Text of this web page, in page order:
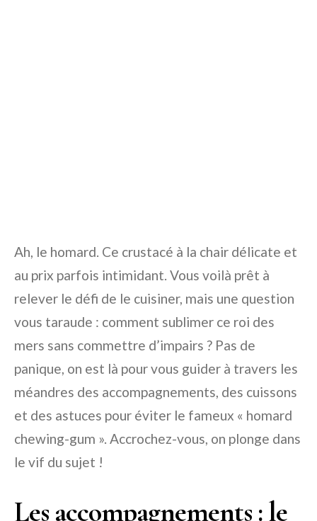
Ah, le homard. Ce crustacé à la chair délicate et
au prix parfois intimidant. Vous voilà prêt à
relever le défi de le cuisiner, mais une question
vous taraude : comment sublimer ce roi des
mers sans commettre d’impairs ? Pas de
panique, on est là pour vous guider à travers les
méandres des accompagnements, des cuissons
et des astuces pour éviter le fameux « homard
chewing-gum ». Accrochez-vous, on plonge dans
le vif du sujet !
Les accompagnements : le